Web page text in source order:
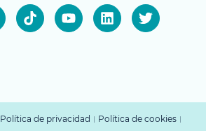
Política de privacidad Política de cookies